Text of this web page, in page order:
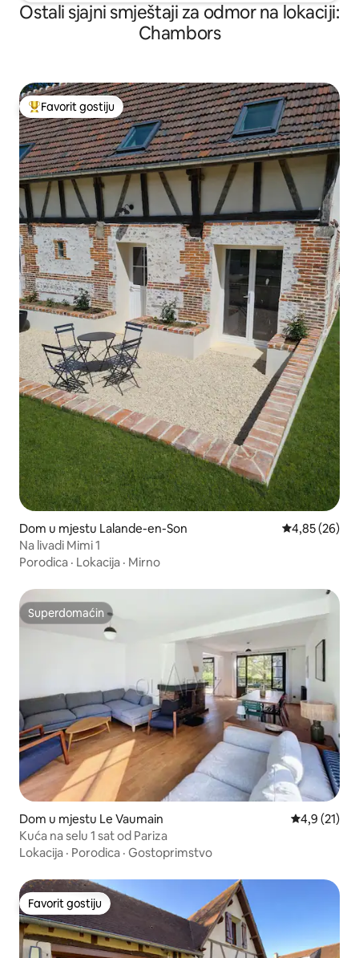
Ostali sjajni smještaji za odmor na lokaciji:
Chambors
Glavni favorit gostiju
Favorit gostiju
Dom u mjestu Lalande-en-Son Prosječna
4,85 (26)
Na livadi Mimi 1
Porodica · Lokacija · Mirno
Superdomaćin
Superdomaćin
Dom u mjestu Le Vaumain Prosječna
4,9 (21)
Kuća na selu 1 sat od Pariza
Lokacija · Porodica · Gostoprimstvo
Favorit gostiju
Favorit gostiju